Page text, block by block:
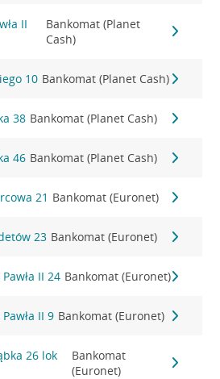
II
Bankomat (Planet
Cash)
10 Bankomat (Planet Cash)
38 Bankomat (Planet Cash)
46 Bankomat (Planet Cash)
21 Bankomat (Euronet)
23 Bankomat (Euronet)
II 24 Bankomat (Euronet)
II 9 Bankomat (Euronet)
26 lok
Bankomat
(Euronet)